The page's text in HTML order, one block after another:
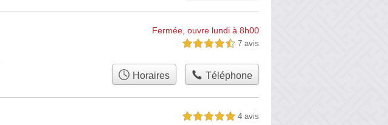
Fermée, ouvre lundi à 8h00
4,5 étoiles sur 5 7 avis
Horaires Téléphone
5,0 étoiles sur 5 4 avis